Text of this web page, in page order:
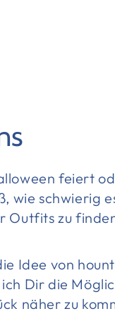
feiert
wie schwierig
Outfits zu
Idee von
Dir die
näher zu